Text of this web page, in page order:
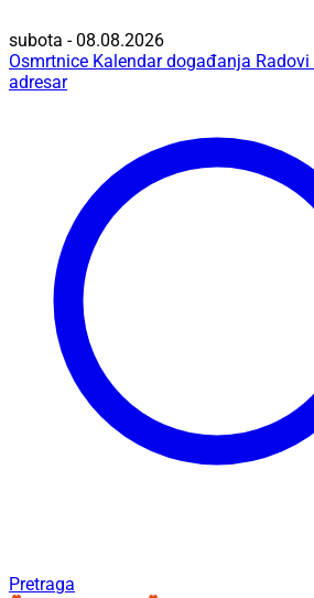
subota - 08.08.2026
Osmrtnice Kalendar događanja
adresar
Pretraga